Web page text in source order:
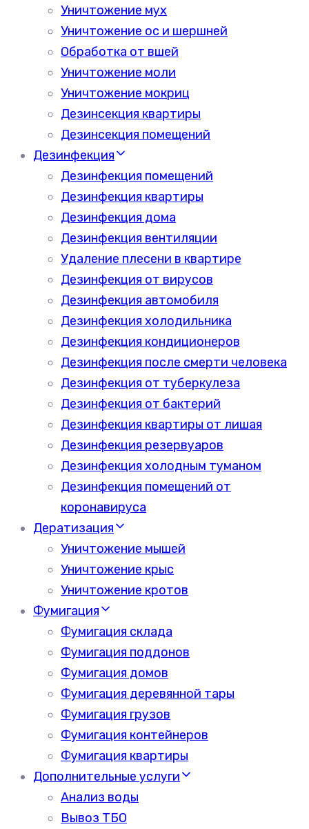
Уничтожение мух
Уничтожение ос и шершней
Обработка от вшей
Уничтожение моли
Уничтожение мокриц
Дезинсекция квартиры
Дезинсекция помещений
Дезинфекция
Дезинфекция помещений
Дезинфекция квартиры
Дезинфекция дома
Дезинфекция вентиляции
Удаление плесени в квартире
Дезинфекция от вирусов
Дезинфекция автомобиля
Дезинфекция холодильника
Дезинфекция кондиционеров
Дезинфекция после смерти человека
Дезинфекция от туберкулеза
Дезинфекция от бактерий
Дезинфекция квартиры от лишая
Дезинфекция резервуаров
Дезинфекция холодным туманом
Дезинфекция помещений от
коронавируса
Дератизация
Уничтожение мышей
Уничтожение крыс
Уничтожение кротов
Фумигация
Фумигация склада
Фумигация поддонов
Фумигация домов
Фумигация деревянной тары
Фумигация грузов
Фумигация контейнеров
Фумигация квартиры
Дополнительные услуги
Анализ воды
Вывоз ТБО